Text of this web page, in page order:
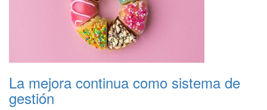
La mejora continua como sistema de
gestión